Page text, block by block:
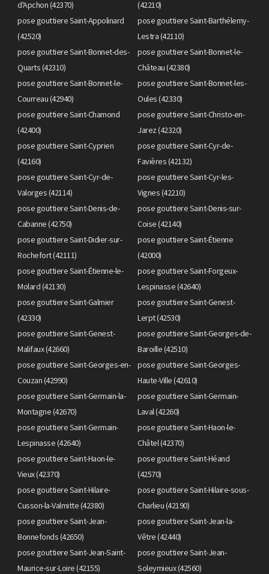
d'Apchon (42370)
(42210)
pose gouttiere Saint-Appolinard
(42520)
pose gouttiere Saint-Barthélemy-
Lestra (42110)
pose gouttiere Saint-Bonnet-des-
Quarts (42310)
pose gouttiere Saint-Bonnet-le-
Château (42380)
pose gouttiere Saint-Bonnet-le-
Courreau (42940)
pose gouttiere Saint-Bonnet-les-
Oules (42330)
pose gouttiere Saint-Chamond
(42400)
pose gouttiere Saint-Christo-en-
Jarez (42320)
pose gouttiere Saint-Cyprien
(42160)
pose gouttiere Saint-Cyr-de-
Favières (42132)
pose gouttiere Saint-Cyr-de-
Valorges (42114)
pose gouttiere Saint-Cyr-les-
Vignes (42210)
pose gouttiere Saint-Denis-de-
Cabanne (42750)
pose gouttiere Saint-Denis-sur-
Coise (42140)
pose gouttiere Saint-Didier-sur-
Rochefort (42111)
pose gouttiere Saint-Étienne
(42000)
pose gouttiere Saint-Étienne-le-
Molard (42130)
pose gouttiere Saint-Forgeux-
Lespinasse (42640)
pose gouttiere Saint-Galmier
(42330)
pose gouttiere Saint-Genest-
Lerpt (42530)
pose gouttiere Saint-Genest-
Malifaux (42660)
pose gouttiere Saint-Georges-de-
Baroille (42510)
pose gouttiere Saint-Georges-en-
Couzan (42990)
pose gouttiere Saint-Georges-
Haute-Ville (42610)
pose gouttiere Saint-Germain-la-
Montagne (42670)
pose gouttiere Saint-Germain-
Laval (42260)
pose gouttiere Saint-Germain-
Lespinasse (42640)
pose gouttiere Saint-Haon-le-
Châtel (42370)
pose gouttiere Saint-Haon-le-
Vieux (42370)
pose gouttiere Saint-Héand
(42570)
pose gouttiere Saint-Hilaire-
Cusson-la-Valmitte (42380)
pose gouttiere Saint-Hilaire-sous-
Charlieu (42190)
pose gouttiere Saint-Jean-
Bonnefonds (42650)
pose gouttiere Saint-Jean-la-
Vêtre (42440)
pose gouttiere Saint-Jean-Saint-
Maurice-sur-Loire (42155)
pose gouttiere Saint-Jean-
Soleymieux (42560)